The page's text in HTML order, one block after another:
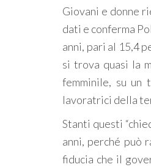
Giovani e donne
dati e conferma
anni, pari al 15,4
si trova quasi la
femminile, su
lavoratrici della
Stanti questi
anni, perché può
fiducia che il